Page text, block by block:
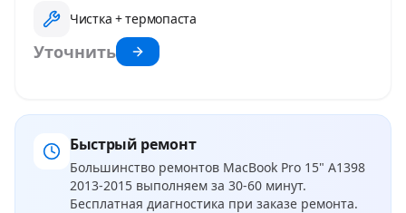
Чистка + термопаста
Уточнить
Быстрый ремонт
Большинство ремонтов MacBook Pro 15" A1398
2013-2015 выполняем за 30-60 минут.
Бесплатная диагностика при заказе ремонта.